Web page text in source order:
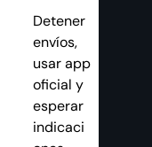
Detener
envíos,
usar app
oficial y
esperar
indicaci